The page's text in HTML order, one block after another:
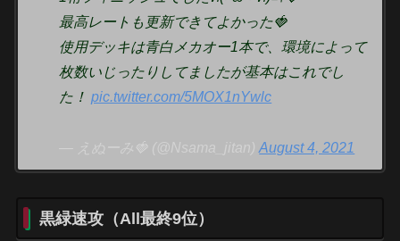
最高レートも更新できてよかった🍓
使用デッキは青白メカオー1本で、環境によって
枚数いじったりしてましたが基本はこれでし
た！pic.twitter.com/5MOX1nYwlc
— えぬーみ🍓 (@Nsama_jitan)August 4, 2021
黒緑速攻（All最終9位）